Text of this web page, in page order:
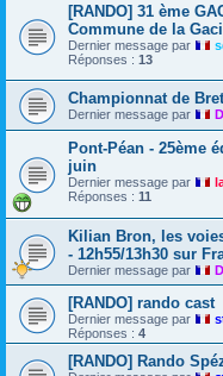
[RANDO] 31 ème
Commune de la
Dernier message par
Réponses : 13
Championnat de
Dernier message par
Pont-Péan - 25ème
juin
Dernier message par
Réponses : 11
Kilian Bron, les
- 12h55/13h30 sur
Dernier message par
[RANDO] rando cast
Dernier message par
Réponses : 4
[RANDO] Rando